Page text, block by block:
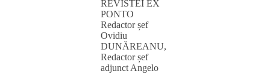
REVISTEI EX
PONTO
Redactor șef
Ovidiu
DUNĂREANU,
Redactor șef
adjunct Angelo